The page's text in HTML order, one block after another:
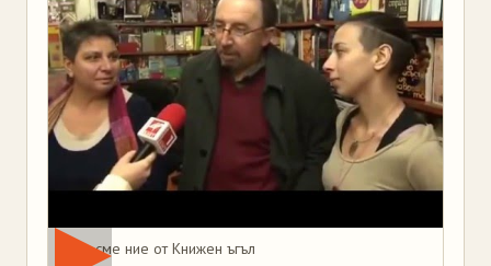
Това сме ние от Книжен ъгъл